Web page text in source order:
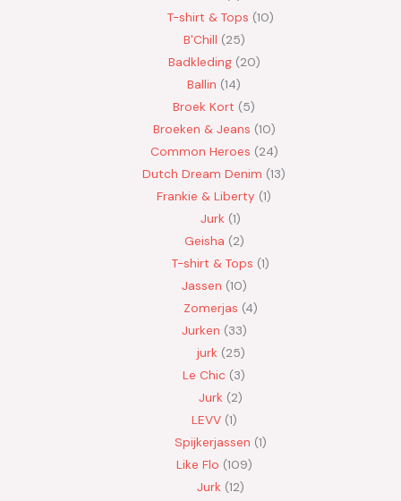
T-shirt & Tops 10
B'Chill 25
Badkleding 20
Ballin 14
Broek Kort 5
Broeken & Jeans 10
Common Heroes 24
Dutch Dream Denim 13
Frankie & Liberty 1
Jurk 1
Geisha 2
T-shirt & Tops 1
Jassen 10
Zomerjas 4
Jurken 33
jurk 25
Le Chic 3
Jurk 2
LEVV 1
Spijkerjassen 1
Like Flo 109
Jurk 12